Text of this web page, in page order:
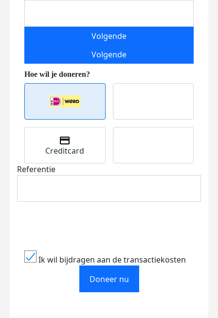
Volgende
Volgende
Creditcard
Referentie
Ik wil bijdragen aan de transactiekosten
Doneer nu